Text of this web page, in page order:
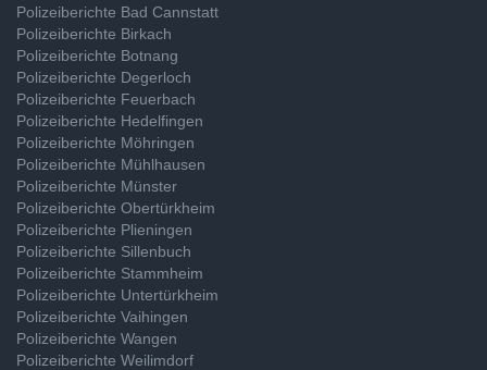
Polizeiberichte Bad Cannstatt
Polizeiberichte Birkach
Polizeiberichte Botnang
Polizeiberichte Degerloch
Polizeiberichte Feuerbach
Polizeiberichte Hedelfingen
Polizeiberichte Möhringen
Polizeiberichte Mühlhausen
Polizeiberichte Münster
Polizeiberichte Obertürkheim
Polizeiberichte Plieningen
Polizeiberichte Sillenbuch
Polizeiberichte Stammheim
Polizeiberichte Untertürkheim
Polizeiberichte Vaihingen
Polizeiberichte Wangen
Polizeiberichte Weilimdorf